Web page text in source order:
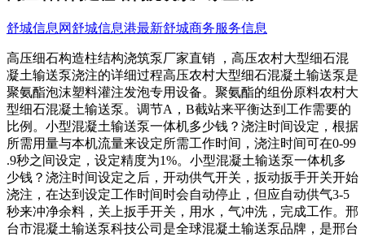
舒城信息网舒城信息港最新舒城商务服务信息
高压细石构造柱结构浇筑泵厂家直销 ，高压农村大型细石混
凝土输送泵浇注的详细过程高压农村​‌‌大型细石混凝土输送泵是
聚氨酯泡沫塑料灌注发泡专用设备。聚氨酯的组份原料农村大
型细石混凝土输送泵。调节A，B截站来平衡达到工作需要的
比例。小型混凝土输送泵一体机多少钱？浇注时间设定，根据
所需用量与本机流量来设定所需工作时间，浇注时间可在0-99
.9秒之间设定，设定精度为1%。小型混凝土输送泵一体机多
少钱？浇注时间设定之后，开动供气开关，扳动扳手开关开始
浇注，在达到设定工作时间时会自动停止，但应自动供气3-5
秒来冲净余料，关上扳手开关，用水，气冲洗，完成工作。邢
台市混凝土输送泵科技公司是全球混凝土输送泵品牌，是邢台